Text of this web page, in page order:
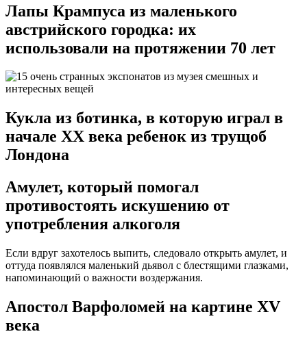
Лапы Крампуса из маленького
австрийского городка: их
использовали на протяжении 70 лет
Кукла из ботинка, в которую играл в
начале ХХ века ребенок из трущоб
Лондона
Амулет, который помогал
противостоять искушению от
употребления алкоголя
Если вдруг захотелось выпить, следовало открыть амулет, и
оттуда появлялся маленький дьявол с блестящими глазками,
напоминающий о важности воздержания.
Апостол Варфоломей на картине XV
века